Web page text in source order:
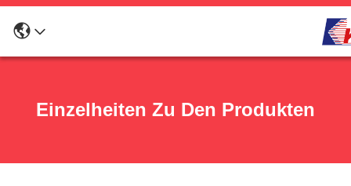
Einzelheiten Zu Den Produkten